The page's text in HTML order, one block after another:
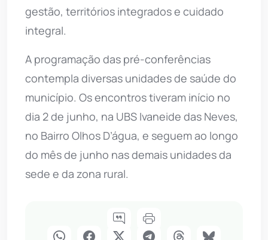
gestão, territórios integrados e cuidado
integral.
A programação das pré-conferências
contempla diversas unidades de saúde do
município. Os encontros tiveram início no
dia 2 de junho, na UBS Ivaneide das Neves,
no Bairro Olhos D’água, e seguem ao longo
do mês de junho nas demais unidades da
sede e da zona rural.